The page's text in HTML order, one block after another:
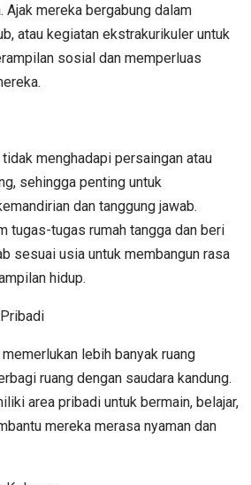
Ajak mereka bergabung dalam
atau kegiatan ekstrakurikuler untuk
sosial dan memperluas
menghadapi persaingan atau
sehingga penting untuk
dan tanggung jawab.
tugas-tugas rumah tangga dan beri
sesuai usia untuk membangun rasa
hidup.
lebih banyak ruang
ruang dengan saudara kandung.
area pribadi untuk bermain, belajar,
mereka merasa nyaman dan